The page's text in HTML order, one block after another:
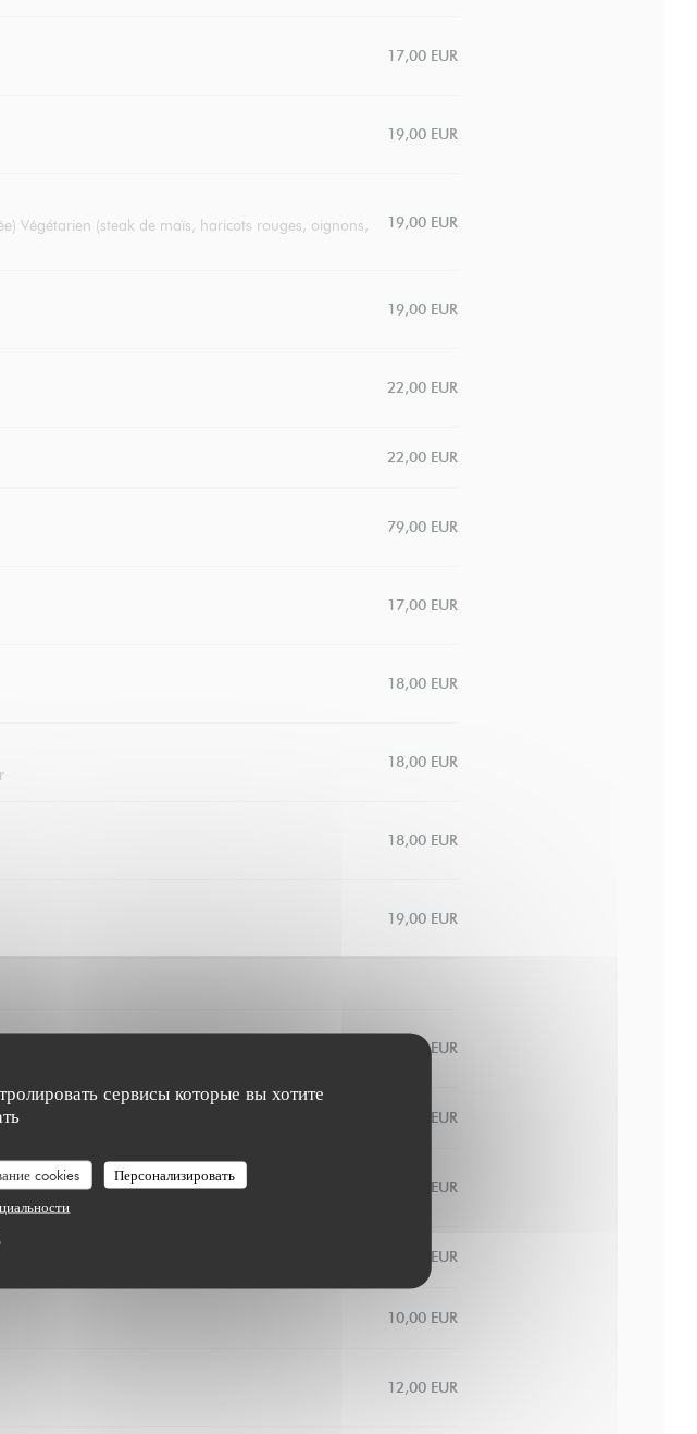
сервисы которые вы хотите
cookies
Персонализировать
17,00 EUR
19,00 EUR
Végétarien (steak de maïs, haricots rouges, oignons,
19,00 EUR
19,00 EUR
22,00 EUR
22,00 EUR
79,00 EUR
17,00 EUR
18,00 EUR
18,00 EUR
18,00 EUR
19,00 EUR
8,00 EUR
9,00 EUR
10,00 EUR
10,00 EUR
10,00 EUR
12,00 EUR